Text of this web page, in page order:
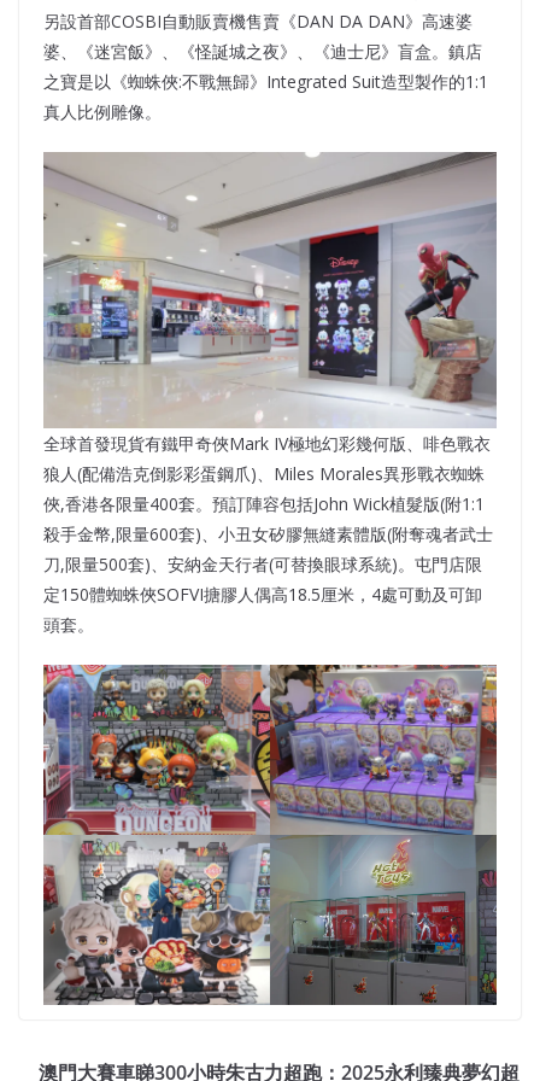
另設首部COSBI自動販賣機售賣《DAN DA DAN》高速婆
婆、《迷宮飯》、《怪誕城之夜》、《迪士尼》盲盒。鎮店
之寶是以《蜘蛛俠:不戰無歸》Integrated Suit造型製作的1:1
真人比例雕像。
全球首發現貨有鐵甲奇俠Mark IV極地幻彩幾何版、啡色戰衣
狼人(配備浩克倒影彩蛋鋼爪)、Miles Morales異形戰衣蜘蛛
俠,香港各限量400套。預訂陣容包括John Wick植髮版(附1:1
殺手金幣,限量600套)、小丑女矽膠無縫素體版(附奪魂者武士
刀,限量500套)、安納金天行者(可替換眼球系統)。屯門店限
定150體蜘蛛俠SOFVI搪膠人偶高18.5厘米，4處可動及可卸
頭套。
澳門大賽車睇300小時朱古力超跑：2025永利臻典夢幻超